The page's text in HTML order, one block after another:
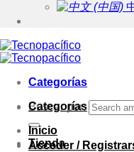
Categorías
Buscar por:
Acceder /
Categorías
Inicio
Tienda